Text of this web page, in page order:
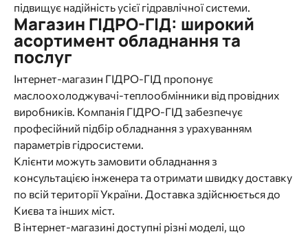
підвищує надійність усієї гідравлічної системи.
Магазин ГІДРО-ГІД: широкий
асортимент обладнання та
послуг
Інтернет-магазин ГІДРО-ГІД пропонує
маслоохолоджувачі-теплообмінники від провідних
виробників. Компанія ГІДРО-ГІД забезпечує
професійний підбір обладнання з урахуванням
параметрів гідросистеми.
Клієнти можуть замовити обладнання з
консультацією інженера та отримати швидку доставку
по всій території України. Доставка здійснюється до
Києва та інших міст.
В інтернет-магазині доступні різні моделі, що